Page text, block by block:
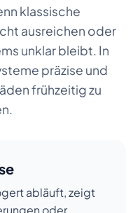
klassische
ausreichen oder
unklar bleibt. In
präzise und
frühzeitig zu
abläuft, zeigt
oder